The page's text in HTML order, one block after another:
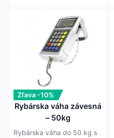
Zľava -10%
Rybárska váha závesná
– 50kg
Rybárska váha do 50 kg s